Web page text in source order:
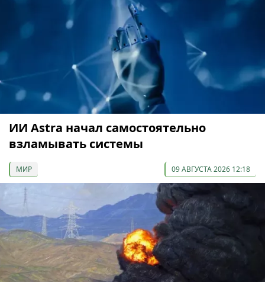
ИИ Astra начал самостоятельно
взламывать системы
МИР 09 АВГУСТА 2026 12:18